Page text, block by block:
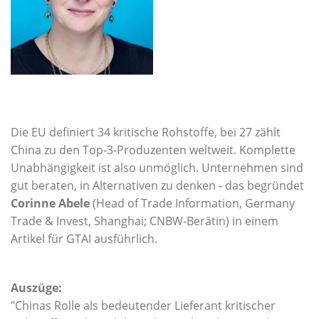
Die EU definiert 34 kritische Rohstoffe, bei 27 zählt
China zu den Top-3-Produzenten weltweit. Komplette
Unabhängigkeit ist also unmöglich. Unternehmen sind
gut beraten, in Alternativen zu denken - das begründet
Corinne Abele(Head of Trade Information, Germany
Trade & Invest, Shanghai; CNBW-Berätin) in einem
Artikel für GTAI ausführlich.
Auszüge:
"Chinas Rolle als bedeutender Lieferant kritischer